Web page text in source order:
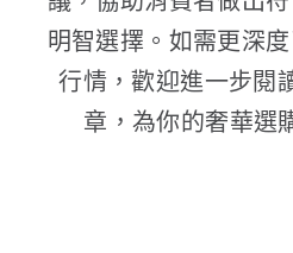
明智選擇。如需更深
行情，歡迎進一步閱
章，為你的奢華選